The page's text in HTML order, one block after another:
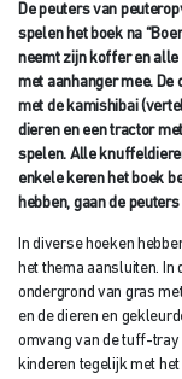
De peuters van
spelen het boek na
neemt zijn koffer en alle
met aanhanger mee. De
met de kamishibai
dieren en een tractor
spelen. Alle
enkele keren het boek
hebben, gaan de
In diverse hoeken
het thema aansluiten.
ondergrond van gras
en de dieren en
omvang van de tuff-tray
kinderen tegelijk met